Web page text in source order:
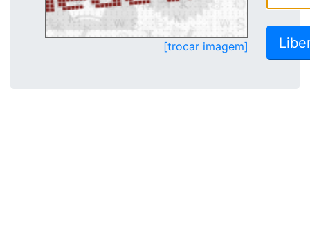
[trocar imagem]